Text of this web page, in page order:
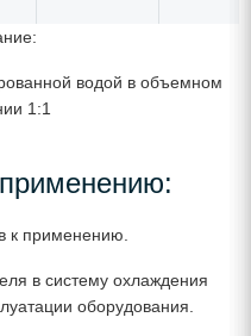
водой в объемном
1:1
к применению.
в систему охлаждения
оборудования.